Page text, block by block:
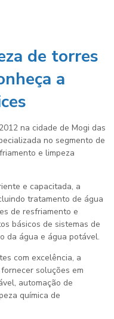
de torres
a
na cidade de Mogi das
no segmento de
e limpeza
e capacitada, a
tratamento de água
de resfriamento e
básicos de sistemas de
da água e água potável.
com excelência, a
soluções em
automação de
química de